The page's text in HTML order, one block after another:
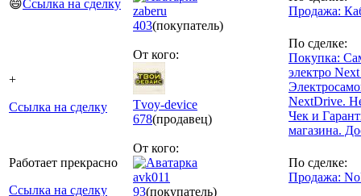
😄Ссылка на сделку
zaberu
403(покупатель)
Продажа:
+
Ссылка на сделку
От кого:
Tvoy-device
678(продавец)
По сделке:
Покупка:
электро
NextDrive.
Чек и
магазина.
Работает прекрасно
Ссылка на сделку
От кого:
avk011
93(покупатель)
По сделке:
Продажа: